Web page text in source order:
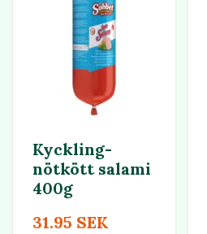
Kyckling-
nötkött salami
400g
31.95 SEK